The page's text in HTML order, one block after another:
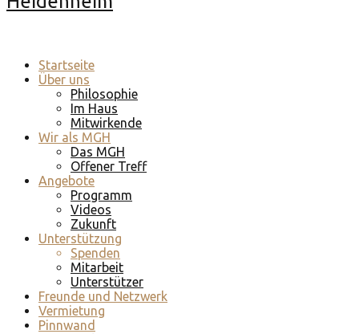
Startseite
Über uns
Philosophie
Im Haus
Mitwirkende
Wir als MGH
Das MGH
Offener Treff
Angebote
Programm
Videos
Zukunft
Unterstützung
Spenden
Mitarbeit
Unterstützer
Freunde und Netzwerk
Vermietung
Pinnwand